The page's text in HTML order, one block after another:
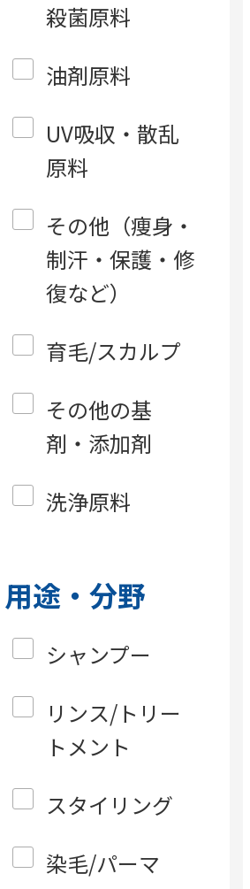
殺菌原料
油剤原料
UV吸収・散乱
原料
その他（痩身・
制汗・保護・修
復など）
育毛/スカルプ
その他の基
剤・添加剤
洗浄原料
用途・分野
シャンプー
リンス/トリー
トメント
スタイリング
染毛/パーマ